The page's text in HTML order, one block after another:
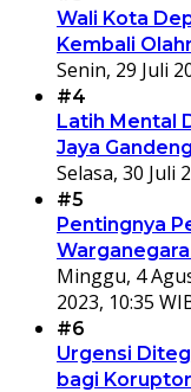
Wali Kota
Kembali
Senin, 29 Juli
#4
Latih Mental
Jaya
Selasa, 30 Juli
#5
Pentingnya
Minggu, 4
2023, 10:35
#6
Urgensi
bagi